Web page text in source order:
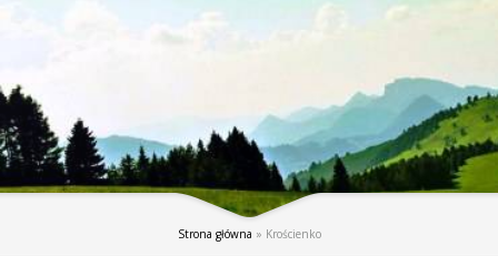
Strona główna » Krościenko